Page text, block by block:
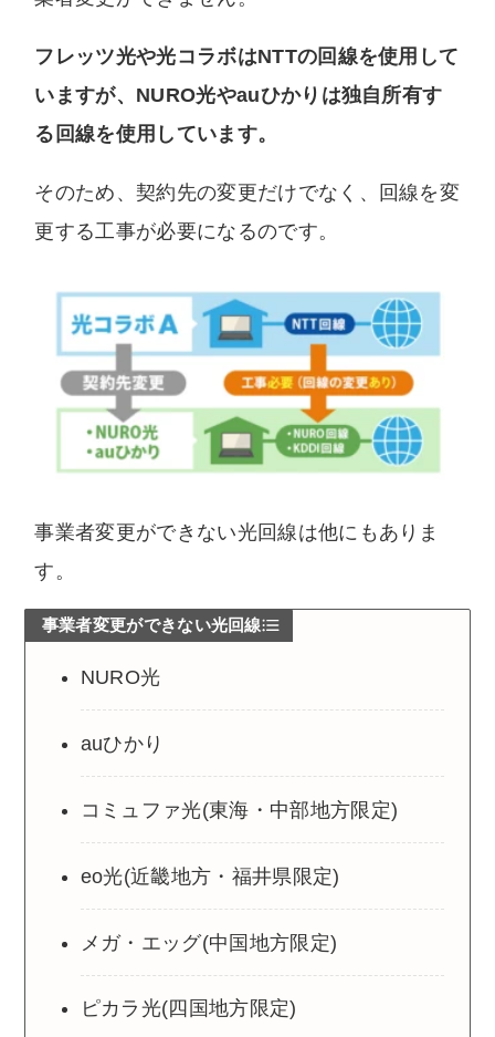
フレッツ光や光コラボはNTTの回線を使用して
いますが、NURO光やauひかりは独自所有す
る回線を使用しています。
そのため、契約先の変更だけでなく、回線を変
更する工事が必要になるのです。
事業者変更ができない光回線は他にもありま
す。
事業者変更ができない光回線
NURO光
auひかり
コミュファ光(東海・中部地方限定)
eo光(近畿地方・福井県限定)
メガ・エッグ(中国地方限定)
ピカラ光(四国地方限定)